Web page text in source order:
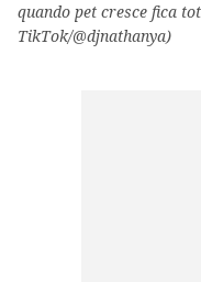
quando pet cresce fica
TikTok/@djnathanya)